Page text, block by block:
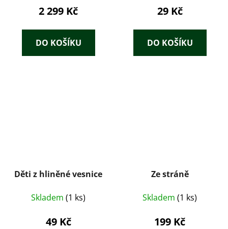
2 299 Kč
DO KOŠÍKU
29 Kč
DO KOŠÍKU
Děti z hliněné vesnice
Skladem (1 ks)
49 Kč
Ze stráně
Skladem (1 ks)
199 Kč